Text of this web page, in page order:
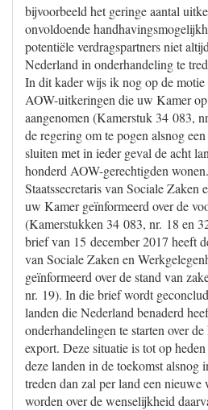
bijvoorbeeld het geringe aantal
onvoldoende
potentiële verdragspartners niet
Nederland in onderhandeling te
In dit kader wijs ik nog op de motie
AOW-uitkeringen die uw Kamer
aangenomen (Kamerstuk 34 083,
de regering om te pogen alsnog
sluiten met in ieder geval de acht
honderd AOW-gerechtigden
Staatssecretaris van Sociale Zaken
uw Kamer geïnformeerd over de
(Kamerstukken 34 083, nr. 18 en
brief van 15 december 2017 heeft
van Sociale Zaken en
geïnformeerd over de stand van
nr. 19). In die brief wordt
landen die Nederland benaderd
onderhandelingen te starten over
export. Deze situatie is tot op
deze landen in de toekomst alsnog
treden dan zal per land een nieuwe
worden over de wenselijkheid